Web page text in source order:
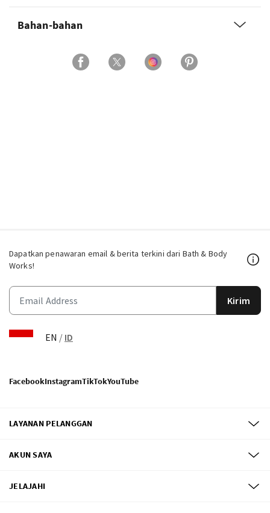
Bahan-bahan
Dapatkan penawaran email & berita terkini dari Bath & Body
Works!
Kirim
EN / ID
FacebookInstagramTikTokYouTube
LAYANAN PELANGGAN
AKUN SAYA
JELAJAHI